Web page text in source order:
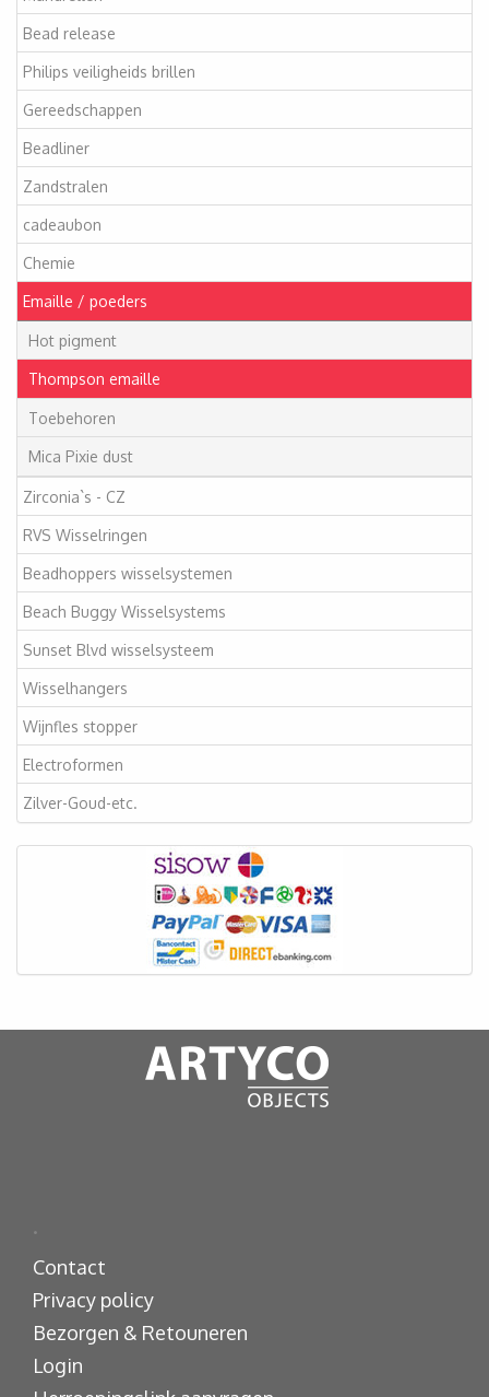
Bead release
Philips veiligheids brillen
Gereedschappen
Beadliner
Zandstralen
cadeaubon
Chemie
Emaille / poeders
Hot pigment
Thompson emaille
Toebehoren
Mica Pixie dust
Zirconia`s - CZ
RVS Wisselringen
Beadhoppers wisselsystemen
Beach Buggy Wisselsystems
Sunset Blvd wisselsysteem
Wisselhangers
Wijnfles stopper
Electroformen
Zilver-Goud-etc.
.
Contact
Privacy policy
Bezorgen & Retouneren
Login